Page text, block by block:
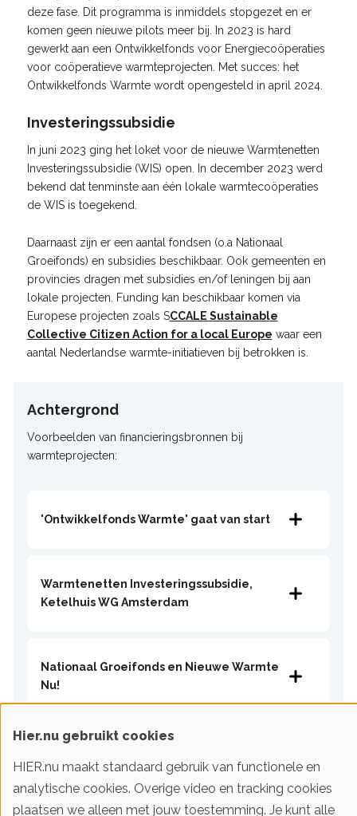
deze fase. Dit programma is inmiddels stopgezet en er
komen geen nieuwe pilots meer bij. In 2023 is hard
gewerkt aan een Ontwikkelfonds voor Energiecoöperaties
voor coöperatieve warmteprojecten. Met succes: het
Ontwikkelfonds Warmte wordt opengesteld in april 2024.
Investeringssubsidie
In juni 2023 ging het loket voor de nieuwe Warmtenetten
Investeringssubsidie (WIS) open. In december 2023 werd
bekend dat tenminste aan één lokale warmtecoöperaties
de WIS is toegekend.
Daarnaast zijn er een aantal fondsen (o.a Nationaal
Groeifonds) en subsidies beschikbaar. Ook gemeenten en
provincies dragen met subsidies en/of leningen bij aan
lokale projecten. Funding kan beschikbaar komen via
Europese projecten zoals SCCALE Sustainable
Collective Citizen Action for a local Europe waar een
aantal Nederlandse warmte-initiatieven bij betrokken is.
Achtergrond
Voorbeelden van financieringsbronnen bij
warmteprojecten:
'Ontwikkelfonds Warmte' gaat van start
Warmtenetten Investeringssubsidie,
Ketelhuis WG Amsterdam
​​​​​​​Nationaal Groeifonds en Nieuwe Warmte
Nu!
Financiering energiebesparing
Financiering voor energiebesparingsactiviteiten wordt bij
Hier.nu gebruikt cookies
HIER.nu maakt standaard gebruik van functionele en
analytische cookies. Overige video en tracking cookies
plaatsen we alleen met jouw toestemming. Je kunt alle